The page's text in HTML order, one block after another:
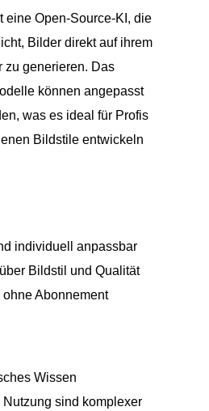
eine Open-Source-KI, die
Bilder direkt auf ihrem
zu generieren. Das
können angepasst
was es ideal für Profis
Bildstile entwickeln
individuell anpassbar
Bildstil und Qualität
Abonnement
Wissen
sind komplexer